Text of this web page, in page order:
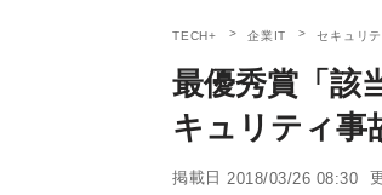
TECH+ 企業IT セキュリテ
最優秀賞「該
キュリティ事
掲載日 2018/03/26 08:30